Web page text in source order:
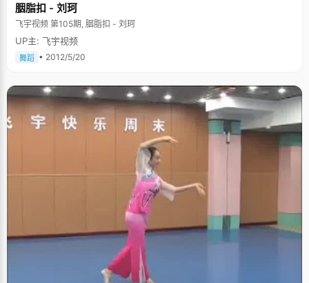
胭脂扣 - 刘珂
飞宇视频 第105期, 胭脂扣 - 刘珂
UP主: 飞宇视频
舞蹈 • 2012/5/20